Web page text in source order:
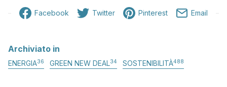
Facebook Twitter Pinterest Email
Archiviato in
ENERGIA36 GREEN NEW DEAL34 SOSTENIBILITÀ488